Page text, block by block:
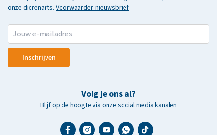
onze dierenarts. Voorwaarden nieuwsbrief
Inschrijven
Volg je ons al?
Blijf op de hoogte via onze social media kanalen